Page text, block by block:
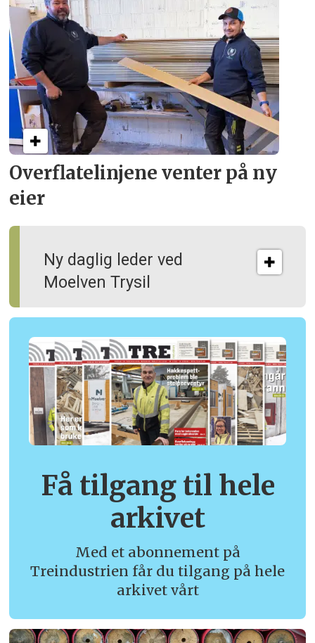
Overflate­linjene venter på ny
eier
Ny daglig leder ved
Moelven Trysil
Få tilgang til hele
arkivet
Med et abonnement på
Treindustrien får du tilgang på hele
arkivet vårt